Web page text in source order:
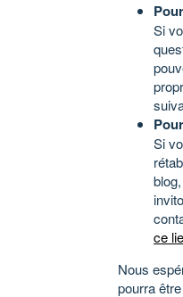
Si
Si
ce
Nous
pourra